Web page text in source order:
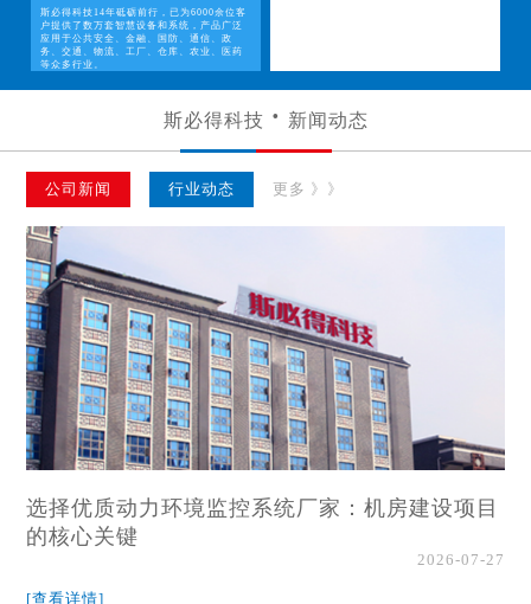
斯必得科技14年砥砺前行，已为6000余位客
户提供了数万套智慧设备和系统，产品广泛
应用于公共安全、金融、国防、通信、政
务、交通、物流、工厂、仓库、农业、医药
等众多行业。
斯必得科技 新闻动态
公司新闻 行业动态 更多 》》
选择优质动力环境监控系统厂家：机房建设项目
的核心关键
2026-07-27
[查看详情]